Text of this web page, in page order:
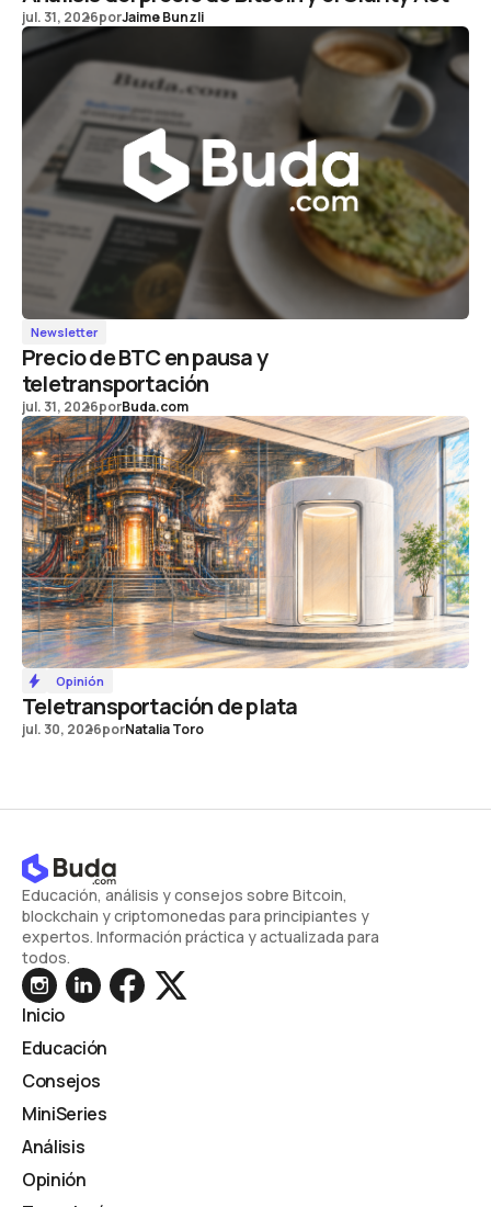
jul. 31, 2026porJaime Bunzli
Newsletter
Precio de BTC en pausa y
teletransportación
jul. 31, 2026porBuda.com
Opinión
Teletransportación de plata
jul. 30, 2026porNatalia Toro
Educación, análisis y consejos sobre Bitcoin,
blockchain y criptomonedas para principiantes y
expertos. Información práctica y actualizada para
todos.
Inicio
Educación
Consejos
MiniSeries
Análisis
Opinión